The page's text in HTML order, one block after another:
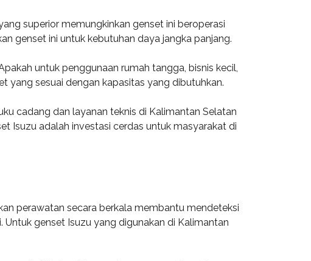
superior memungkinkan genset ini beroperasi
genset ini untuk kebutuhan daya jangka panjang.
untuk penggunaan rumah tangga, bisnis kecil,
yang sesuai dengan kapasitas yang dibutuhkan.
cadang dan layanan teknis di Kalimantan Selatan
Isuzu adalah investasi cerdas untuk masyarakat di
perawatan secara berkala membantu mendeteksi
genset Isuzu yang digunakan di Kalimantan